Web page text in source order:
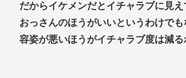
だからイケメンだとイチャラブに見
おっさんのほうがいいというわけで
容姿が悪いほうがイチャラブ度は減る